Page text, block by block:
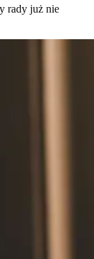
rady już nie